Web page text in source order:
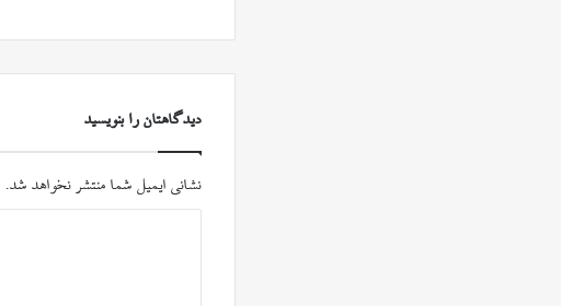
دیدگاهتان را بنویسید
نشانی ایمیل شما منتشر نخواهد شد.